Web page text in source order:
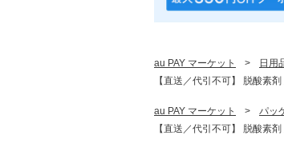
au PAY マーケット > 日用
【直送／代引不可】 脱酸素
au PAY マーケット > パッ
【直送／代引不可】 脱酸素